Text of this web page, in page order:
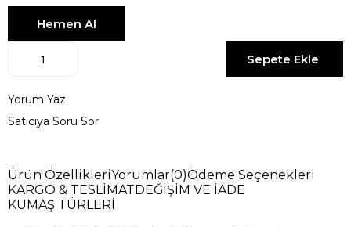
Yorum Yaz
Satıcıya Soru Sor
Ürün ÖzellikleriYorumlar(0)Ödeme Seçenekleri
KARGO & TESLİMAT DEĞİŞİM VE İADE
KUMAŞ TÜRLERİ